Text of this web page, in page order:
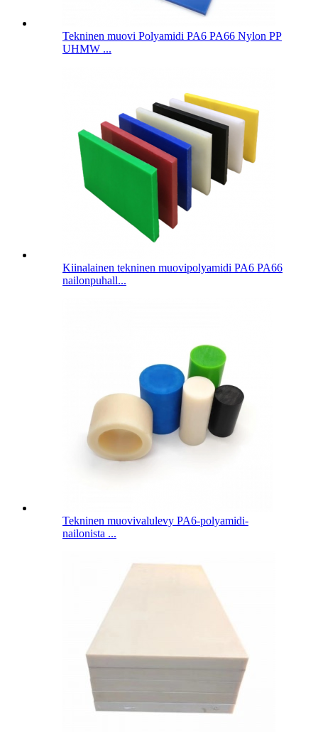
Tekninen muovi Polyamidi PA6 PA66 Nylon PP
UHMW ...
Kiinalainen tekninen muovipolyamidi PA6 PA66
nailonpuhall...
Tekninen muovivalulevy PA6-polyamidi-
nailonista ...